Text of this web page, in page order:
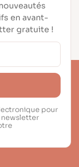
en avant-
gratuite !
pour
newsletter